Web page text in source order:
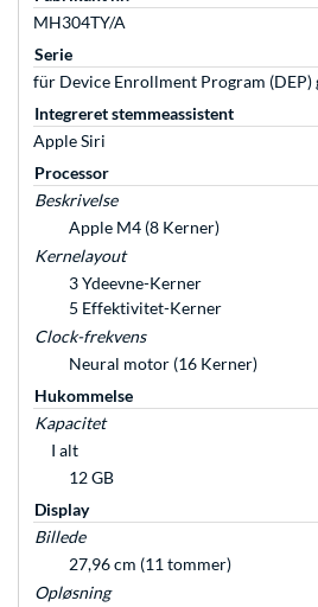
MH304TY/A
Serie
für Device Enrollment Program (DEP)
Integreret stemmeassistent
Apple Siri
Processor
Beskrivelse
Apple M4 (8 Kerner)
Kernelayout
3 Ydeevne-Kerner
5 Effektivitet-Kerner
Clock-frekvens
Neural motor (16 Kerner)
Hukommelse
Kapacitet
I alt
12 GB
Display
Billede
27,96 cm (11 tommer)
Opløsning